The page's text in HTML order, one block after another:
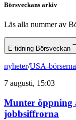
Börsveckans arkiv
Läs alla nummer av
E-tidning Börsveckan
nyheter/USA-börserna
7 augusti, 15:03
Munter öppning
jobbsiffrorna